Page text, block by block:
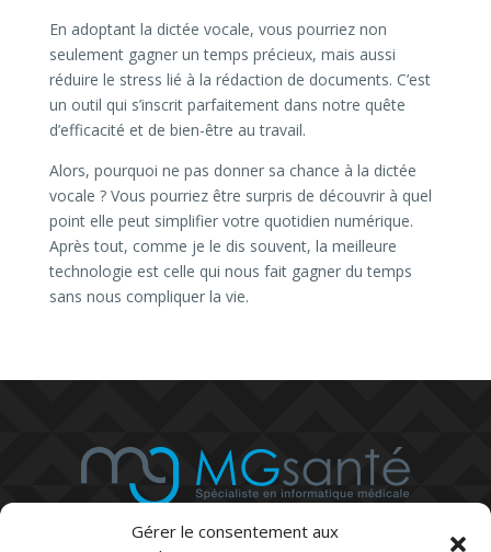
Gérer le consentement aux
En adoptant la dictée vocale, vous pourriez non
seulement gagner un temps précieux, mais aussi
réduire le stress lié à la rédaction de documents. C’est
un outil qui s’inscrit parfaitement dans notre quête
d’efficacité et de bien-être au travail.
Alors, pourquoi ne pas donner sa chance à la dictée
vocale ? Vous pourriez être surpris de découvrir à quel
point elle peut simplifier votre quotidien numérique.
Après tout, comme je le dis souvent, la meilleure
technologie est celle qui nous fait gagner du temps
sans nous compliquer la vie.